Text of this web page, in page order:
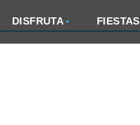
DISFRUTA FIESTAS